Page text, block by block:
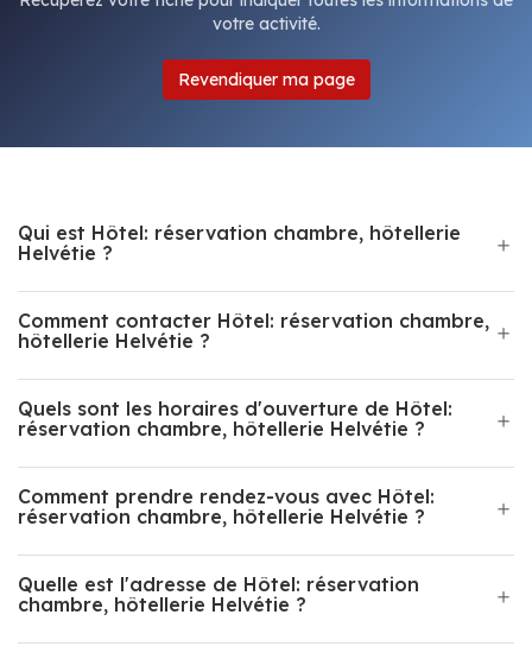
votre activité.
Revendiquer ma page
Qui est Hôtel: réservation chambre, hôtellerie
Helvétie ?
Comment contacter Hôtel: réservation chambre,
hôtellerie Helvétie ?
Quels sont les horaires d'ouverture de Hôtel:
réservation chambre, hôtellerie Helvétie ?
Comment prendre rendez-vous avec Hôtel:
réservation chambre, hôtellerie Helvétie ?
Quelle est l'adresse de Hôtel: réservation
chambre, hôtellerie Helvétie ?